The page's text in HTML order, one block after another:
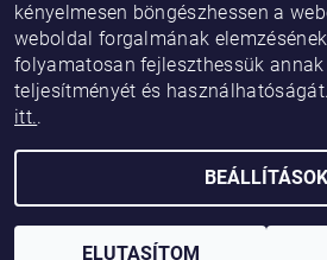
TOVÁBBI
1 2 3 ... 6
2026 © Vikibaby, minden jog
Shoptet
kényelmesen böngészhessen a
weboldal forgalmának
folyamatosan fejleszthessük
teljesítményét és használhatóságát.
itt..
BEÁLLÍTÁSOK
ELUTASÍTOM